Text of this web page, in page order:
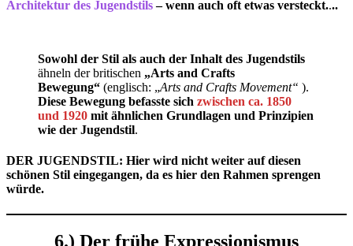
Architektur des Jugendstils– wenn auch oft etwas versteckt....
Sowohl der Stil als auch der Inhalt des Jugendstils
ähneln der britischen „Arts and Crafts
Bewegung“ (englisch: „Arts and Crafts Movement“ ).
Diese Bewegung befasste sich zwischen ca. 1850
und 1920 mit ähnlichen Grundlagen und Prinzipien
wie der Jugendstil.
DER JUGENDSTIL: Hier wird nicht weiter auf diesen
schönen Stil eingegangen, da es hier den Rahmen sprengen
würde.
6.) Der frühe Expressionismus